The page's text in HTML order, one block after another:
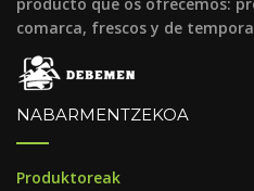
comarca, frescos y de
NABARMENTZEKOA
Produktoreak